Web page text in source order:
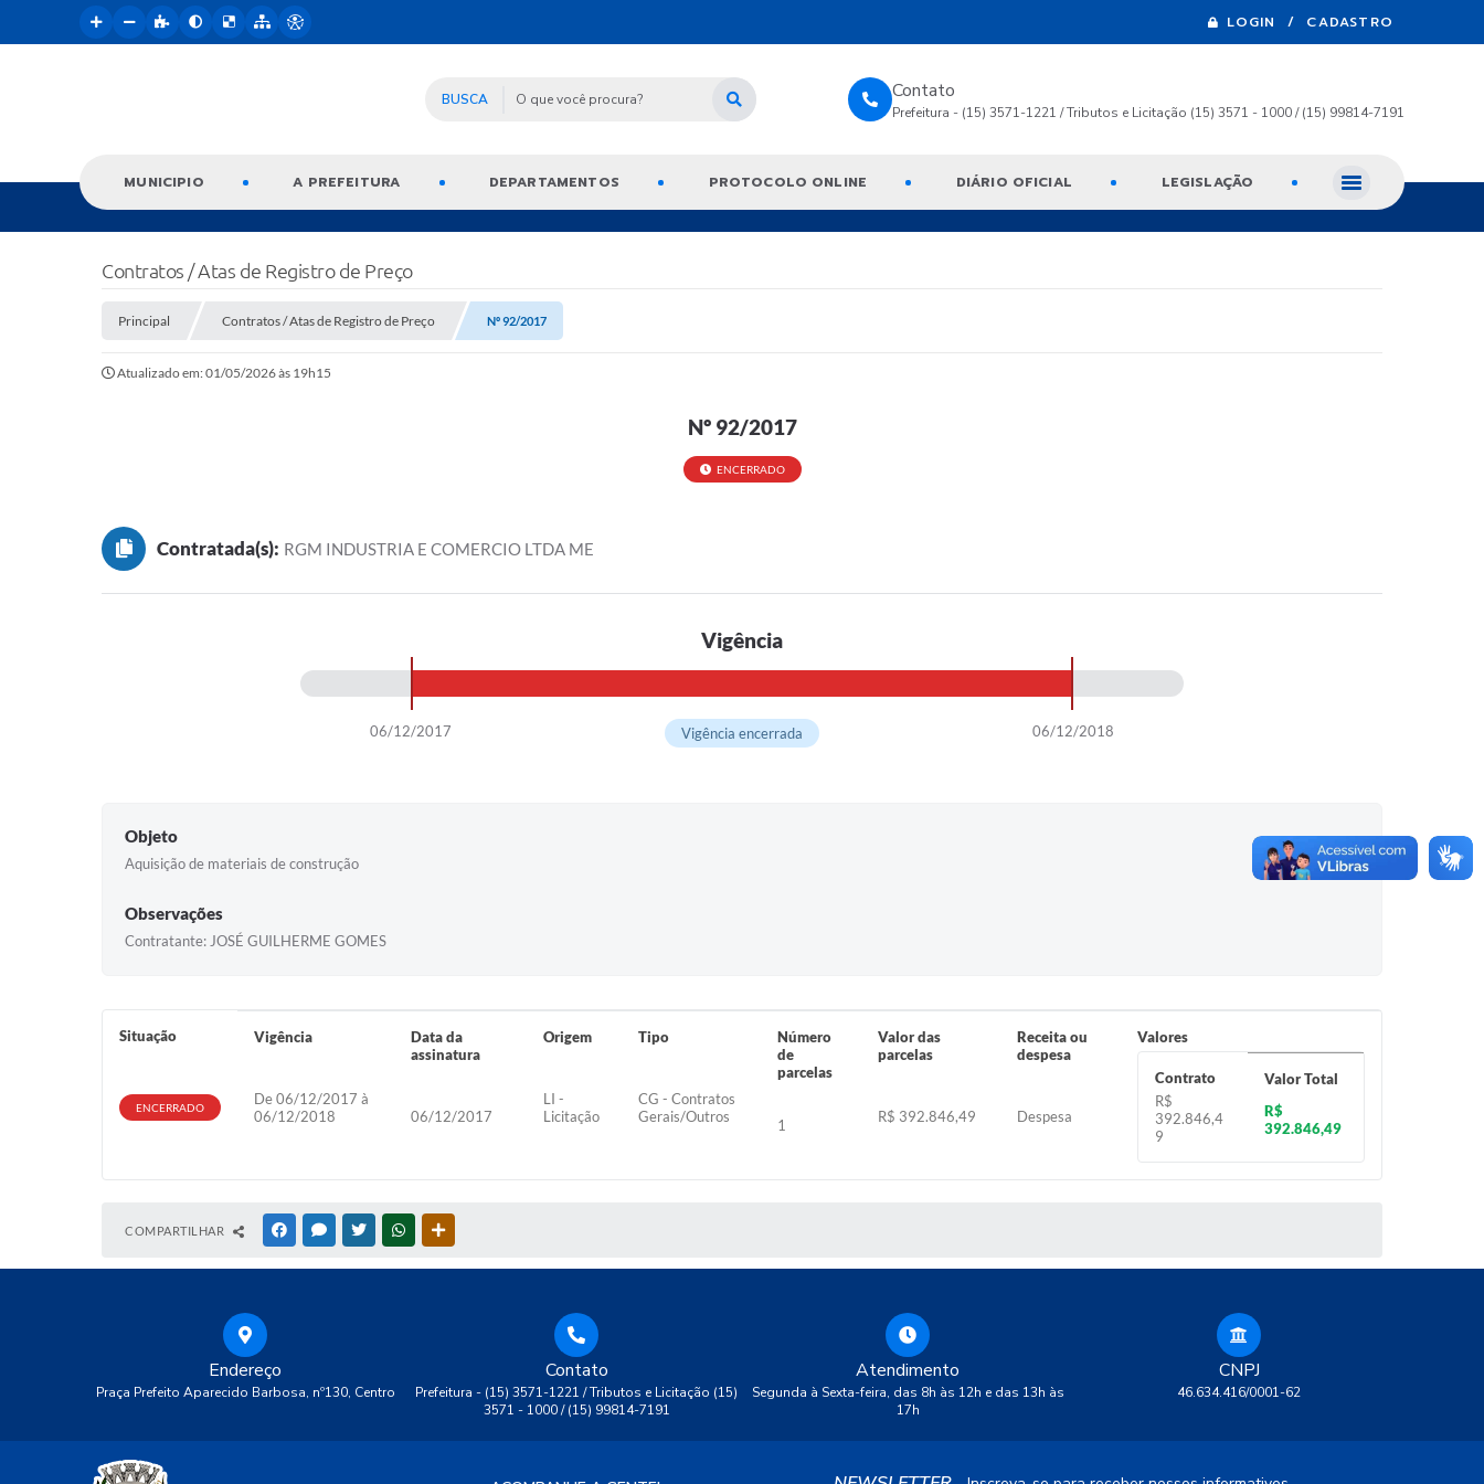
LOGIN / CADASTRO
BUSCA Contato
Prefeitura - (15) 3571-1221 / Tributos e Licitação (15) 3571 - 1000 / (15) 99814-7191
MUNICIPIO A PREFEITURA DEPARTAMENTOS PROTOCOLO ONLINE DIÁRIO OFICIAL LEGISLAÇÃO
Contratos / Atas de Registro de Preço
Principal Contratos / Atas de Registro de Preço Nº 92/2017
Atualizado em: 01/05/2026 às 19h15
Nº 92/2017
ENCERRADO
Contratada(s): RGM INDUSTRIA E COMERCIO LTDA ME
Vigência
06/12/2017 06/12/2018
Vigência encerrada
Objeto
Aquisição de materiais de construção
Observações
Contratante: JOSÉ GUILHERME GOMES
Situação
ENCERRADO
Vigência
De 06/12/2017 à
06/12/2018
Data da
assinatura
06/12/2017
Origem
LI -
Licitação
Tipo
CG - Contratos
Gerais/Outros
Número
de
parcelas
1
Valor das
parcelas
R$ 392.846,49
Receita ou
despesa
Despesa
Valores
Contrato
R$
392.846,4
9
Valor Total
R$
392.846,49
COMPARTILHAR FACEBOOKMESSENGER
TWITTERWHATSAPP
Endereço
Praça Prefeito Aparecido Barbosa, nº130, Centro
Contato
Prefeitura - (15) 3571-1221 / Tributos e Licitação (15)
3571 - 1000 / (15) 99814-7191
Atendimento
Segunda à Sexta-feira, das 8h às 12h e das 13h às
17h
CNPJ
46.634.416/0001-62